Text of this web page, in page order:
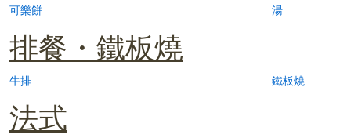
可樂餅
湯
排餐・鐵板燒
牛排 鐵板燒
法式